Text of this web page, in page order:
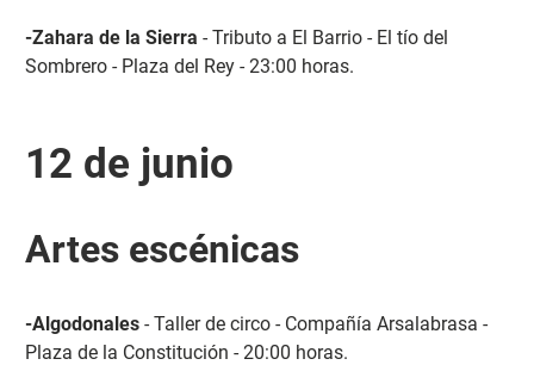
-Zahara de la Sierra - Tributo a El Barrio - El tío del
Sombrero - Plaza del Rey - 23:00 horas.
12 de junio
Artes escénicas
-Algodonales- Taller de circo - Compañía Arsalabrasa -
Plaza de la Constitución - 20:00 horas.